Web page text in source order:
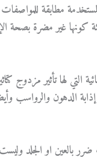
مطابقة
كونها غير مضرة بصحة
التي لها تأثير مزدوج
إذابة الدهون والرواسب
ضرر بالعين او الجلد